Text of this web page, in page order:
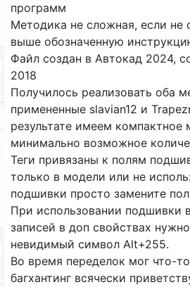
программ
Методика не сложная, если не
выше обозначенную
Файл создан в Автокад 2024,
2018
Получилось реализовать оба
примененные slavian12 и
результате имеем
минимально возможное
Теги привязаны к полям
только в модели или не
подшивки просто замените
При использовании подшивки
записей в доп свойствах
невидимый символ Alt+255.
Во время переделок мог что-
багхантинг всячески